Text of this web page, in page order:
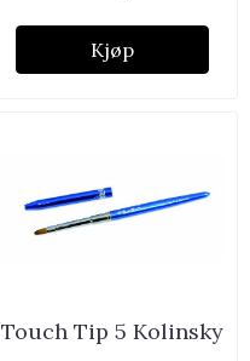
Kjøp
Touch Tip 5 Kolinsky